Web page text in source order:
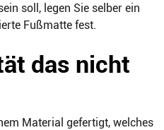
soll, legen Sie selber ein
Fußmatte fest.
das nicht
Material gefertigt, welches